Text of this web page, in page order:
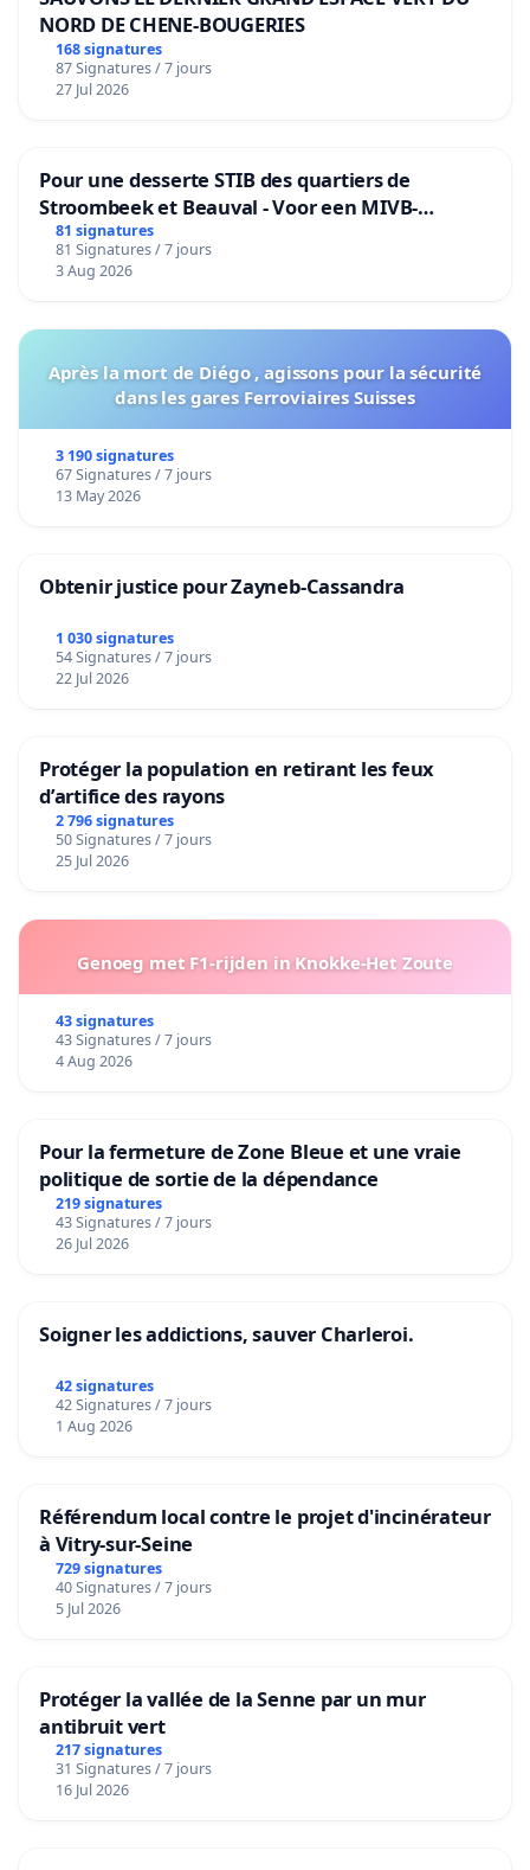
NORD DE CHENE-BOUGERIES
168 signatures
87 Signatures / 7 jours
27 Jul 2026
Pour une desserte STIB des quartiers de
Stroombeek et Beauval - Voor een MIVB-
bediening van de wijken Strombeek en Het
Voor
81 signatures
81 Signatures / 7 jours
3 Aug 2026
Après la mort de Diégo , agissons pour la sécurité
dans les gares Ferroviaires Suisses
3 190 signatures
67 Signatures / 7 jours
13 May 2026
Obtenir justice pour Zayneb-Cassandra
1 030 signatures
54 Signatures / 7 jours
22 Jul 2026
Protéger la population en retirant les feux
d’artifice des rayons
2 796 signatures
50 Signatures / 7 jours
25 Jul 2026
Genoeg met F1-rijden in Knokke-Het Zoute
43 signatures
43 Signatures / 7 jours
4 Aug 2026
Pour la fermeture de Zone Bleue et une vraie
politique de sortie de la dépendance
219 signatures
43 Signatures / 7 jours
26 Jul 2026
Soigner les addictions, sauver Charleroi.
42 signatures
42 Signatures / 7 jours
1 Aug 2026
Référendum local contre le projet d'incinérateur
à Vitry-sur-Seine
729 signatures
40 Signatures / 7 jours
5 Jul 2026
Protéger la vallée de la Senne par un mur
antibruit vert
217 signatures
31 Signatures / 7 jours
16 Jul 2026